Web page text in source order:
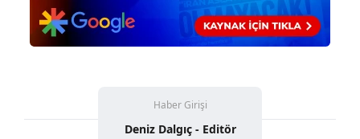
Haber Girişi
Deniz Dalgıç - Editör